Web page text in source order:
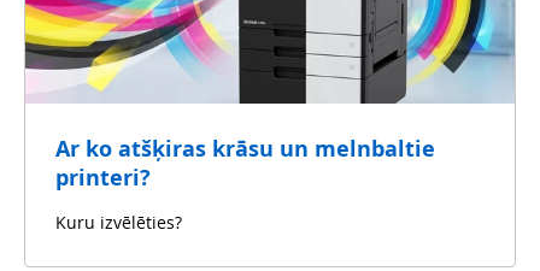
Ar ko atšķiras krāsu un melnbaltie
printeri?
Kuru izvēlēties?